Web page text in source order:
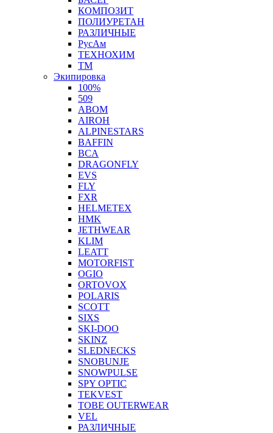
КОМПОЗИТ
ПОЛИУРЕТАН
РАЗЛИЧНЫЕ
РусАм
ТЕХНОХИМ
ТМ
Экипировка
100%
509
ABOM
AIROH
ALPINESTARS
BAFFIN
BCA
DRAGONFLY
EVS
FLY
FXR
HELMETEX
HMK
JETHWEAR
KLIM
LEATT
MOTORFIST
OGIO
ORTOVOX
POLARIS
SCOTT
SIXS
SKI-DOO
SKINZ
SLEDNECKS
SNOBUNJE
SNOWPULSE
SPY OPTIC
TEKVEST
TOBE OUTERWEAR
VEL
РАЗЛИЧНЫЕ